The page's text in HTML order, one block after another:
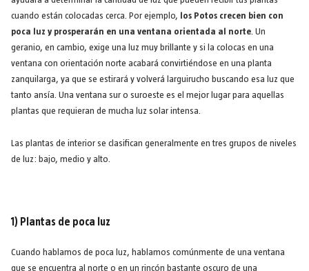
cuando están colocadas cerca. Por ejemplo,
los Potos crecen bien con
poca luz y prosperarán en una ventana orientada al norte. Un
geranio, en cambio, exige una luz muy brillante y si la colocas en una
ventana con orientación norte acabará convirtiéndose en una planta
zanquilarga, ya que se estirará y volverá larguirucho buscando esa luz que
tanto ansía. Una ventana sur o suroeste es el mejor lugar para aquellas
plantas que requieran de mucha luz solar intensa.
Las plantas de interior se clasifican generalmente en tres grupos de niveles
de luz: bajo, medio y alto.
1) Plantas de poca luz
Cuando hablamos de poca luz, hablamos comúnmente de una ventana
que se encuentra al norte o en un rincón bastante oscuro de una